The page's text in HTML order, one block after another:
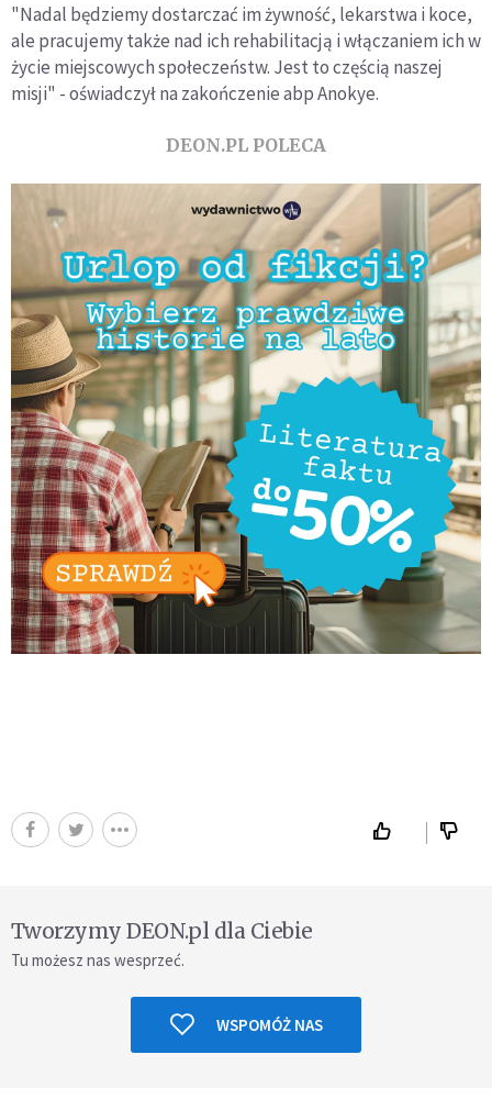
"Nadal będziemy dostarczać im żywność, lekarstwa i koce,
ale pracujemy także nad ich rehabilitacją i włączaniem ich w
życie miejscowych społeczeństw. Jest to częścią naszej
misji" - oświadczył na zakończenie abp Anokye.
DEON.PL POLECA
Tworzymy DEON.pl dla Ciebie
Tu możesz nas wesprzeć.
WSPOMÓŻ NAS